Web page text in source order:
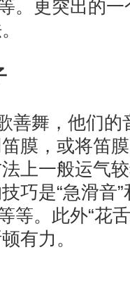
等。更突出的
舞，他们的
膜，或将笛
上一般运气
巧是“急滑音
等。此外“花
有力。